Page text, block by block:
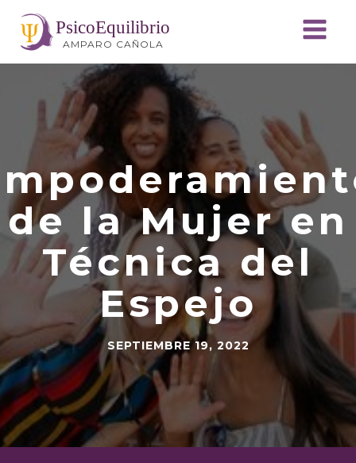
PsicoEquilibrio
AMPARO CAÑOLA
de la Mujer en
Técnica del
Espejo
SEPTIEMBRE 19, 2022